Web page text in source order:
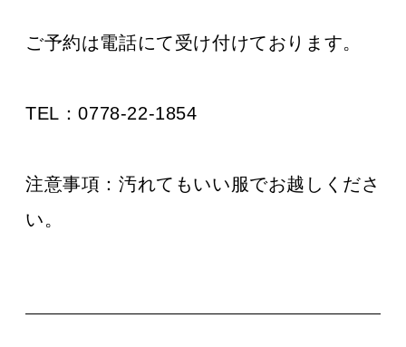
ご予約は電話にて受け付けております。
TEL：0778-22-1854
注意事項： 汚れてもいい服でお越しくださ
い。